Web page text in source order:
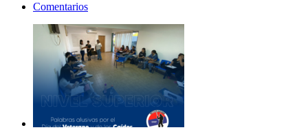
Comentarios